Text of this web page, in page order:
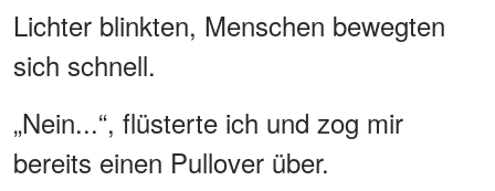
Lichter blinkten, Menschen bewegten
sich schnell.
„Nein...“, flüsterte ich und zog mir
bereits einen Pullover über.